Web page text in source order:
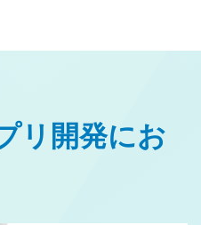
リ開発にお